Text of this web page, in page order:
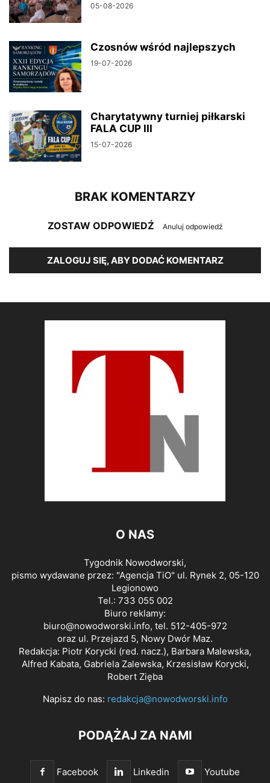
05-08-2026
Czosnów wśród najlepszych
19-07-2026
Charytatywny turniej piłkarski
FALA CUP III
15-07-2026
BRAK KOMENTARZY
ZOSTAW ODPOWIEDŹ Anuluj odpowiedź
ZALOGUJ SIĘ, ABY DODAĆ KOMENTARZ
O NAS
Tygodnik Nowodworski,
pismo wydawane przez: "Agencja TiO" ul. Rynek 2, 05-120
Legionowo
Tel.: 733 055 002
Biuro reklamy:
biuro@nowodworski.info, tel. 512-405-972
oraz ul. Przejazd 5, Nowy Dwór Maz.
Redakcja: Piotr Korycki (red. nacz.), Barbara Malewska,
Alfred Kabata, Gabriela Zalewska, Krzesisław Korycki,
Robert Zięba
Napisz do nas: redakcja@nowodworski.info
PODĄŻAJ ZA NAMI
Facebook Linkedin Youtube